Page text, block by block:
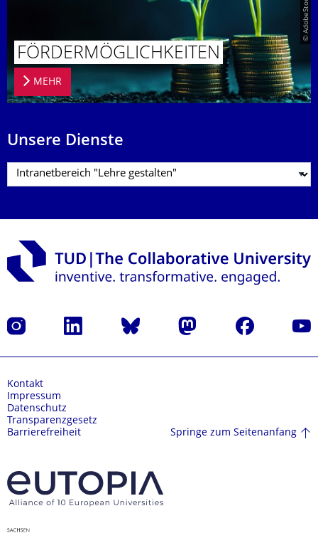
FÖRDERMÖG­LICHKEITEN
MEHR
Unsere Dienste
Instagram LinkedIn Bluesky Mastodon Facebook
Kontakt
Impressum
Datenschutz
Transparenzgesetz
Barrierefreiheit
Springe zum Seitenanfang